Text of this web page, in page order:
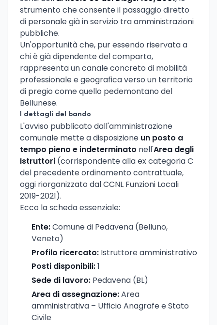
strumento che consente il passaggio diretto
di personale già in servizio tra amministrazioni
pubbliche.
Un'opportunità che, pur essendo riservata a
chi è già dipendente del comparto,
rappresenta un canale concreto di mobilità
professionale e geografica verso un territorio
di pregio come quello pedemontano del
Bellunese.
I dettagli del bando
L'avviso pubblicato dall'amministrazione
comunale mette a disposizione un posto a
tempo pieno e indeterminato nell'Area degli
Istruttori (corrispondente alla ex categoria C
del precedente ordinamento contrattuale,
oggi riorganizzato dal CCNL Funzioni Locali
2019-2021).
Ecco la scheda essenziale:
Ente:Comune di Pedavena (Belluno,
Veneto)
Profilo ricercato: Istruttore amministrativo
Posti disponibili:1
Sede di lavoro: Pedavena (BL)
Area di assegnazione:Area
amministrativa – Ufficio Anagrafe e Stato
Civile